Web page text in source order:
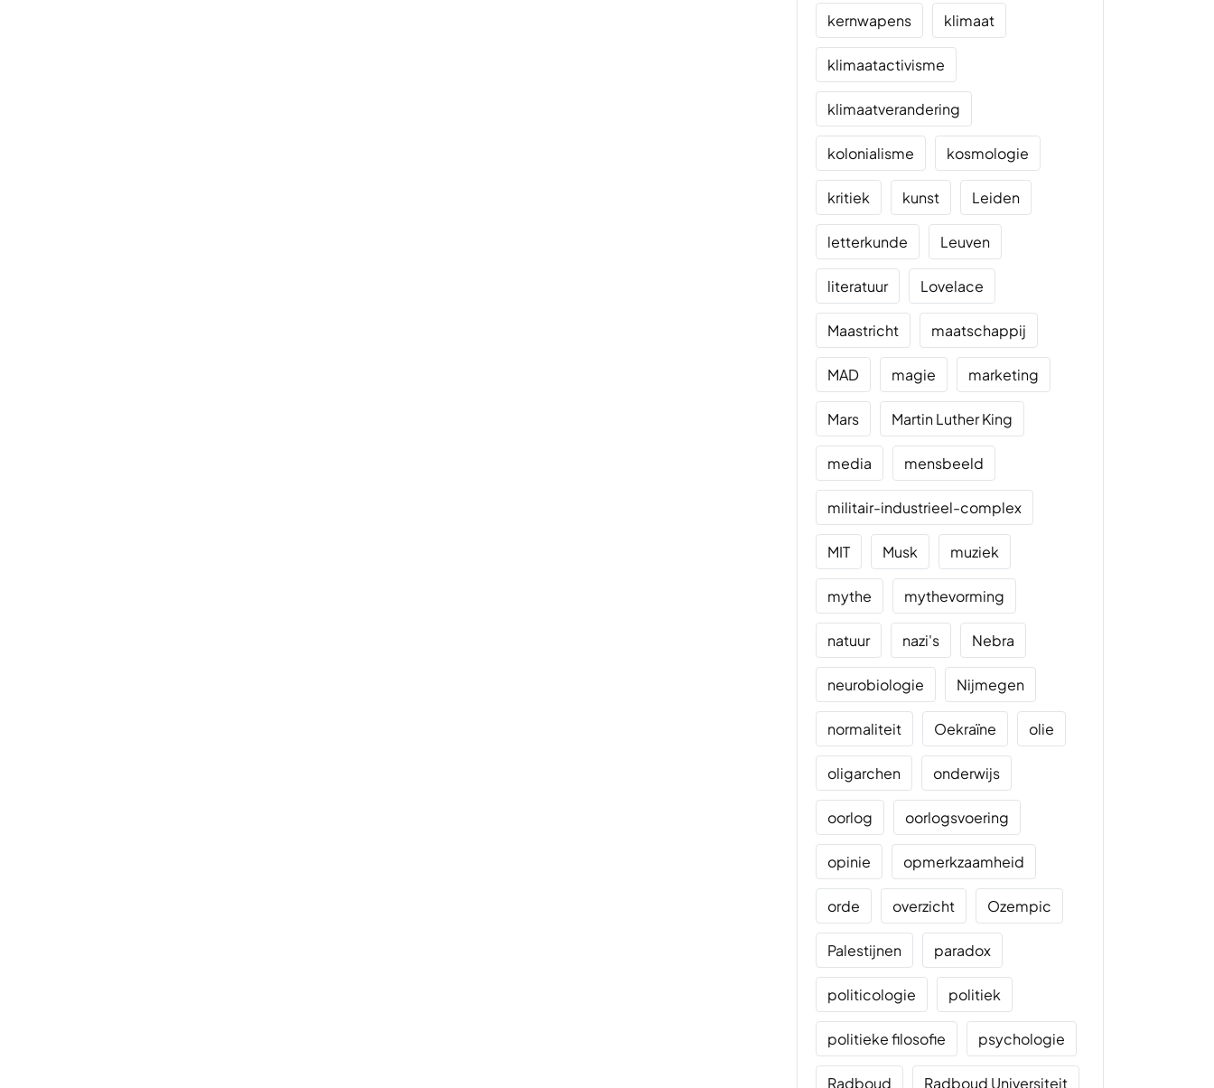
kernwapens klimaat
klimaatactivisme
klimaatverandering
kolonialisme kosmologie
kritiek kunst Leiden
letterkunde Leuven
literatuur Lovelace
Maastricht maatschappij
MAD magie marketing
Mars Martin Luther King
media mensbeeld
militair-industrieel-complex
MIT Musk muziek
mythe mythevorming
natuur nazi's Nebra
neurobiologie Nijmegen
normaliteit Oekraïne olie
oligarchen onderwijs
oorlog oorlogsvoering
opinie opmerkzaamheid
orde overzicht Ozempic
Palestijnen paradox
politicologie politiek
politieke filosofie psychologie
Radboud Radboud Universiteit